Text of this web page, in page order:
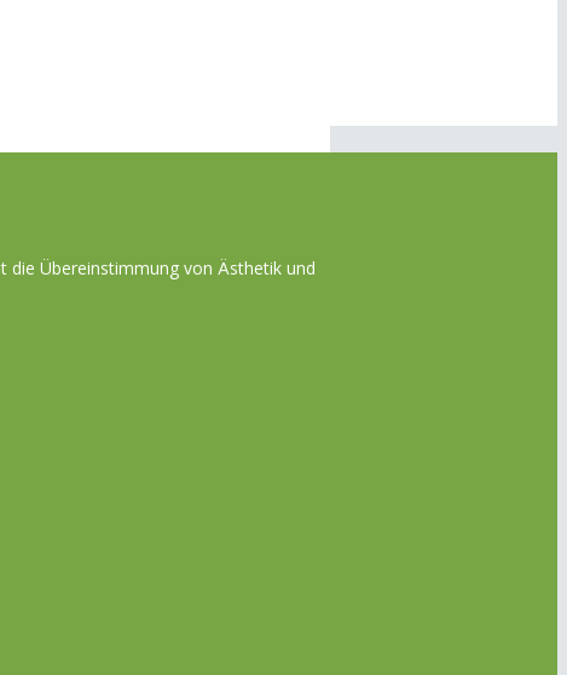
die Übereinstimmung von Ästhetik und